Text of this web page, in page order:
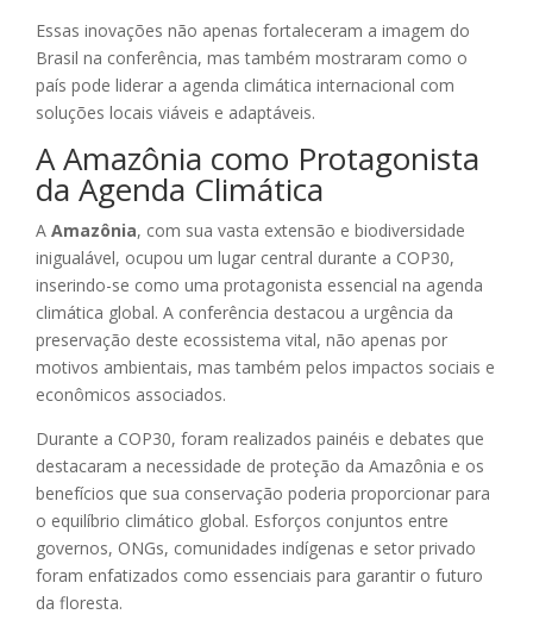
Essas inovações não apenas fortaleceram a imagem do
Brasil na conferência, mas também mostraram como o
país pode liderar a agenda climática internacional com
soluções locais viáveis e adaptáveis.
A Amazônia como Protagonista
da Agenda Climática
A Amazônia, com sua vasta extensão e biodiversidade
inigualável, ocupou um lugar central durante a COP30,
inserindo-se como uma protagonista essencial na agenda
climática global. A conferência destacou a urgência da
preservação deste ecossistema vital, não apenas por
motivos ambientais, mas também pelos impactos sociais e
econômicos associados.
Durante a COP30, foram realizados painéis e debates que
destacaram a necessidade de proteção da Amazônia e os
benefícios que sua conservação poderia proporcionar para
o equilíbrio climático global. Esforços conjuntos entre
governos, ONGs, comunidades indígenas e setor privado
foram enfatizados como essenciais para garantir o futuro
da floresta.